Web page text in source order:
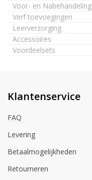
Voor- en Nabehandeling
Verf toevoegingen
Leerverzorging
Accessoires
Voordeelsets
Klantenservice
FAQ
Levering
Betaalmogelijkheden
Retourneren